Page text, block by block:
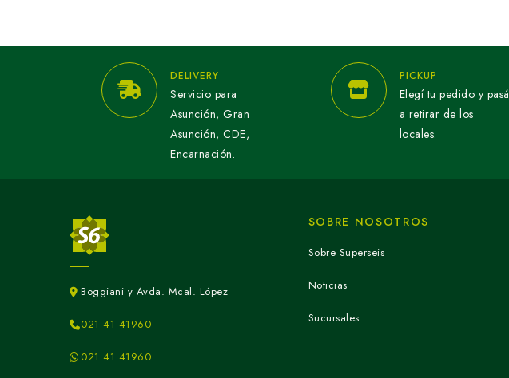
DELIVERY
Servicio para
Asunción, Gran
Asunción, CDE,
Encarnación.
PICKUP
Elegí tu pedido y pasá
a retirar de los
locales.
Boggiani y Avda. Mcal. López
021 41 41960
021 41 41960
SOBRE NOSOTROS
Sobre Superseis
Noticias
Sucursales